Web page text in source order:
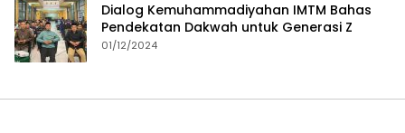
Dialog Kemuhammadiyahan IMTM Bahas
Pendekatan Dakwah untuk Generasi Z
01/12/2024